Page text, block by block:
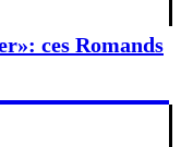
ces Romands